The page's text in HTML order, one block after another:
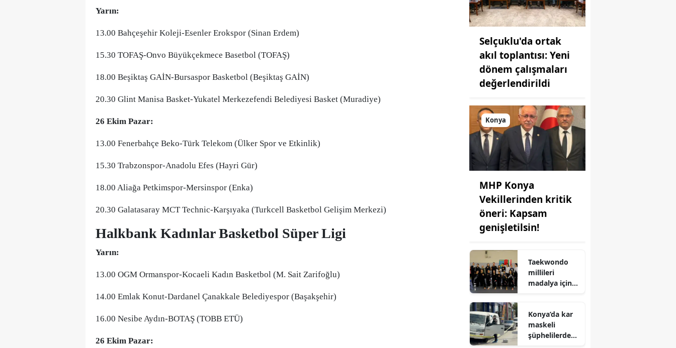
İzmir
Kars
Yarın:
13.00 Bahçeşehir Koleji-Esenler Erokspor (Sinan Erdem)
15.30 TOFAŞ-Onvo Büyükçekmece Basetbol (TOFAŞ)
18.00 Beşiktaş GAİN-Bursaspor Basketbol (Beşiktaş GAİN)
20.30 Glint Manisa Basket-Yukatel Merkezefendi Belediyesi Basket (Muradiye)
26 Ekim Pazar:
13.00 Fenerbahçe Beko-Türk Telekom (Ülker Spor ve Etkinlik)
15.30 Trabzonspor-Anadolu Efes (Hayri Gür)
18.00 Aliağa Petkimspor-Mersinspor (Enka)
20.30 Galatasaray MCT Technic-Karşıyaka (Turkcell Basketbol Gelişim Merkezi)
Halkbank Kadınlar Basketbol Süper Ligi
Yarın:
13.00 OGM Ormanspor-Kocaeli Kadın Basketbol (M. Sait Zarifoğlu)
14.00 Emlak Konut-Dardanel Çanakkale Belediyespor (Başakşehir)
16.00 Nesibe Aydın-BOTAŞ (TOBB ETÜ)
26 Ekim Pazar:
Selçuklu'da ortak
akıl toplantısı: Yeni
dönem çalışmaları
değerlendirildi
Konya
MHP Konya
Vekillerinden kritik
öneri: Kapsam
genişletilsin!
Taekwondo
millileri
madalya için
Konya’da kar
maskeli
şüphelilerden